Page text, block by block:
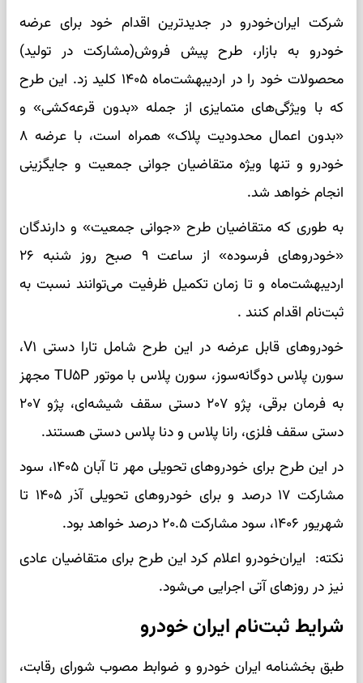
شرکت ایران‌خودرو در جدیدترین اقدام خود برای عرضه
خودرو به بازار، طرح پیش فروش(مشارکت در تولید)
محصولات خود را در اردیبهشت‌ماه ۱۴۰۵ کلید زد. این طرح
که با ویژگی‌های متمایزی از جمله «بدون قرعه‌کشی» و
«بدون اعمال محدودیت پلاک» همراه است، با عرضه ۸
خودرو و تنها ویژه متقاضیان جوانی جمعیت و جایگزینی
انجام خواهد شد.
به طوری که متقاضیان طرح «جوانی جمعیت» و دارندگان
«خودروهای فرسوده» از ساعت ۹ صبح روز شنبه ۲۶
اردیبهشت‌ماه و تا زمان تکمیل ظرفیت می‌توانند نسبت به
ثبت‌نام اقدام کنند .
خودرو‌های قابل عرضه در این طرح شامل تارا دستی V۱،
سورن پلاس دوگانه‌سوز، سورن پلاس با موتور TU۵P مجهز
به فرمان برقی، پژو ۲۰۷ دستی سقف شیشه‌ای، پژو ۲۰۷
دستی سقف فلزی، رانا پلاس و دنا پلاس دستی هستند.
در این طرح برای خودرو‌های تحویلی مهر تا آبان ۱۴۰۵، سود
مشارکت ۱۷ درصد و برای خودرو‌های تحویلی آذر ۱۴۰۵ تا
شهریور ۱۴۰۶، سود مشارکت ۲۰.۵ درصد خواهد بود.
نکته: ایران‌خودرو اعلام کرد این طرح برای متقاضیان عادی
نیز در روز‌های آتی اجرایی می‌شود.
شرایط ثبت‌نام ایران خودرو
طبق بخشنامه ایران خودرو و ضوابط مصوب شورای رقابت،